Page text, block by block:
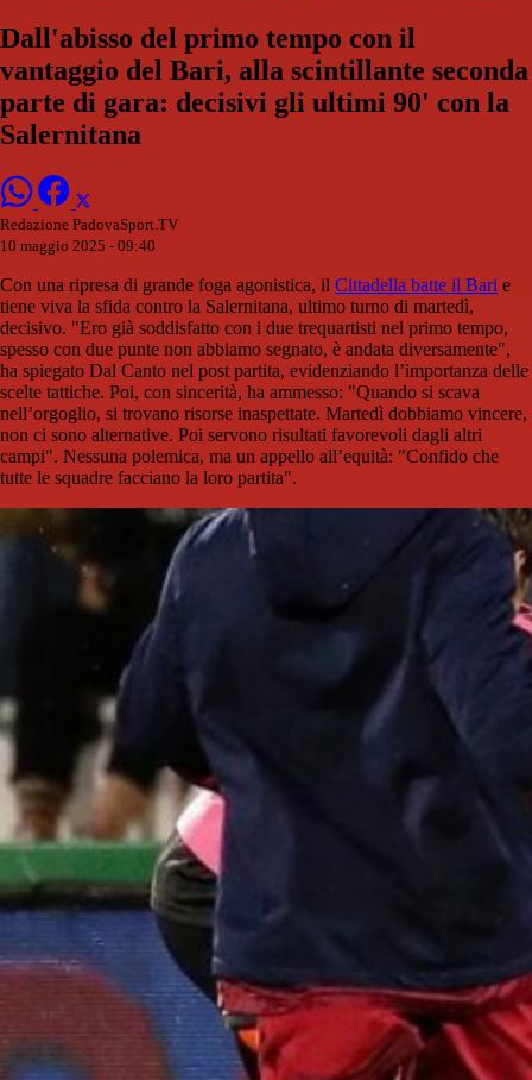
Dall'abisso del primo tempo con il
vantaggio del Bari, alla scintillante seconda
parte di gara: decisivi gli ultimi 90' con la
Salernitana
Redazione PadovaSport.TV
10 maggio 2025 - 09:40
Con una ripresa di grande foga agonistica, il Cittadella batte il Bari e
tiene viva la sfida contro la Salernitana, ultimo turno di martedì,
decisivo. "Ero già soddisfatto con i due trequartisti nel primo tempo,
spesso con due punte non abbiamo segnato, è andata diversamente",
ha spiegato Dal Canto nel post partita, evidenziando l’importanza delle
scelte tattiche. Poi, con sincerità, ha ammesso: "Quando si scava
nell’orgoglio, si trovano risorse inaspettate. Martedì dobbiamo vincere,
non ci sono alternative. Poi servono risultati favorevoli dagli altri
campi". Nessuna polemica, ma un appello all’equità: "Confido che
tutte le squadre facciano la loro partita".